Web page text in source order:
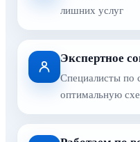
лишних услуг
Экспертное
Специалисты по
оптимальную